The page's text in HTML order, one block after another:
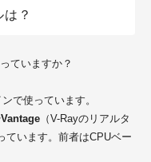
？
ていますか？
で使っています。
Vantage （V-Rayのリアルタ
ています。前者はCPUベー